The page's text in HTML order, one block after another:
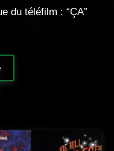
du téléfilm : “ÇA”